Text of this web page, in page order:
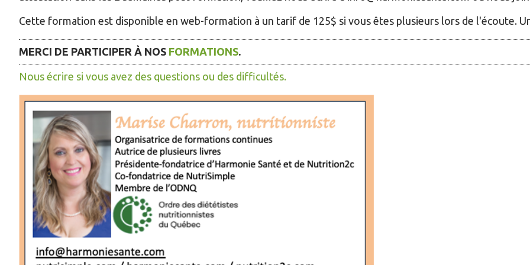
Cette formation est disponible en web-formation à un tarif de 125$ si vous êtes plusieurs lors de l'écoute.
MERCI DE PARTICIPER À NOS FORMATIONS.
Nous écrire si vous avez des questions ou des difficultés.